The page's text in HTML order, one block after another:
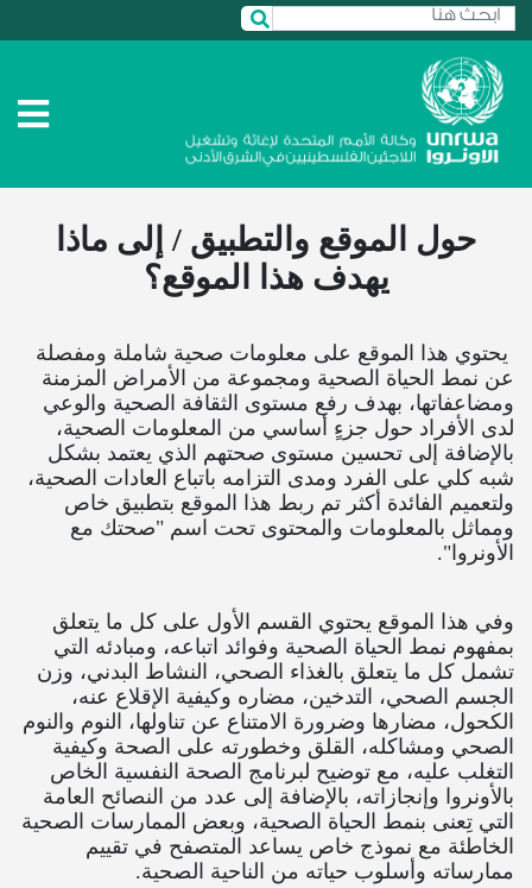
حول الموقع والتطبيق / إلى ماذا
يهدف هذا الموقع؟
يحتوي هذا الموقع على معلومات صحية شاملة ومفصلة
عن نمط الحياة الصحية ومجموعة من الأمراض المزمنة
ومضاعفاتها، بهدف رفع مستوى الثقافة الصحية والوعي
لدى الأفراد حول جزءٍ أساسي من المعلومات الصحية،
بالإضافة إلى تحسين مستوى صحتهم الذي يعتمد بشكل
شبه كلي على الفرد ومدى التزامه باتباع العادات الصحية،
ولتعميم الفائدة أكثر تم ربط هذا الموقع بتطبيق خاص
ومماثل بالمعلومات والمحتوى تحت اسم "صحتك مع
الأونروا".
وفي هذا الموقع يحتوي القسم الأول على كل ما يتعلق
بمفهوم نمط الحياة الصحية وفوائد اتباعه، ومبادئه التي
تشمل كل ما يتعلق بالغذاء الصحي، النشاط البدني، وزن
الجسم الصحي، التدخين، مضاره وكيفية الإقلاع عنه،
الكحول، مضارها وضرورة الامتناع عن تناولها، النوم والنوم
الصحي ومشاكله، القلق وخطورته على الصحة وكيفية
التغلب عليه، مع توضيح لبرنامج الصحة النفسية الخاص
بالأونروا وإنجازاته، بالإضافة إلى عدد من النصائح العامة
التي تِعنى بنمط الحياة الصحية، وبعض الممارسات الصحية
الخاطئة مع نموذج خاص يساعد المتصفح في تقييم
ممارساته وأسلوب حياته من الناحية الصحية.